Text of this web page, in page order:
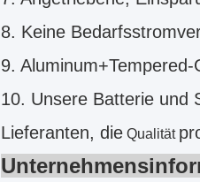
8. Keine
9. Aluminum+Tempered-
10. Unsere Batterie und
Lieferanten, die Qualität